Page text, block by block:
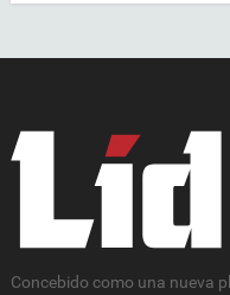
Concebido como una nueva